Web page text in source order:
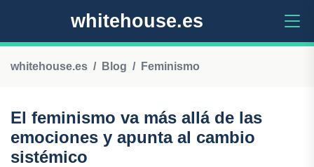
whitehouse.es
whitehouse.es Blog Feminismo
El feminismo va más allá de las
emociones y apunta al cambio
sistémico